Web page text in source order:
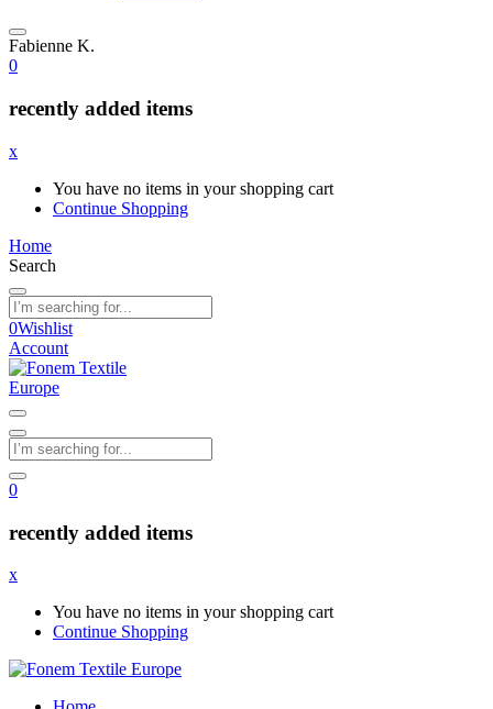
Fabienne K.
0
recently added items
x
You have no items in your shopping cart
Continue Shopping
Home
Search
0Wishlist
Account
0
recently added items
x
You have no items in your shopping cart
Continue Shopping